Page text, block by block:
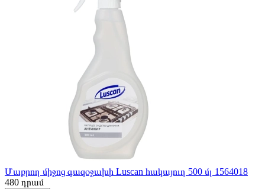
Մաքրող միջոց գազօջախի Luscan հակայուղ 500 մլ 1564018
480 դրամ